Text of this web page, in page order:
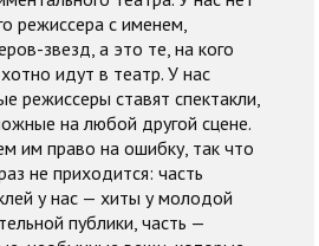
режиссера с именем,
звезд, а это те, на кого
идут в театр. У нас
режиссеры ставят спектакли,
на любой другой сцене.
им право на ошибку, так что
не приходится: часть
у нас — хиты у молодой
публики, часть —